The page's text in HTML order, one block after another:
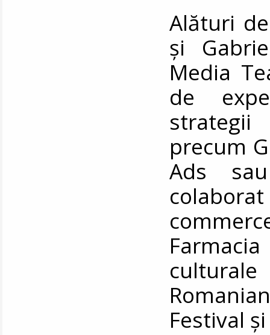
Alături
și
Media
de
precum
Ads
Festival